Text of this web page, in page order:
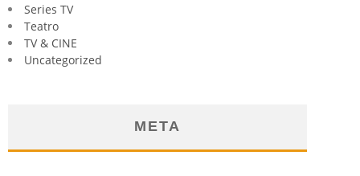
Series TV
Teatro
TV & CINE
Uncategorized
META